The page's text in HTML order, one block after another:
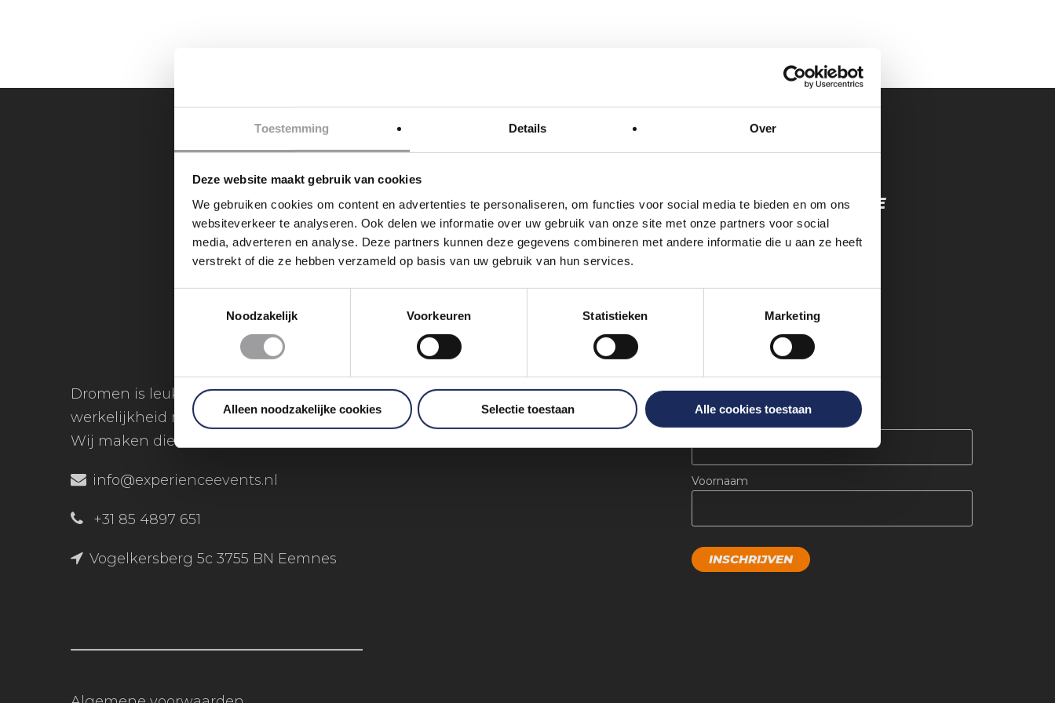
Toestemming Details Over
Deze website maakt gebruik van cookies
We gebruiken cookies om content en advertenties te personaliseren, om functies voor social media te bieden en om ons
websiteverkeer te analyseren. Ook delen we informatie over uw gebruik van onze site met onze partners voor social
media, adverteren en analyse. Deze partners kunnen deze gegevens combineren met andere informatie die u aan ze heeft
verstrekt of die ze hebben verzameld op basis van uw gebruik van hun services.
Noodzakelijk
Voorkeuren Statistieken Marketing
Alleen noodzakelijke cookies Selectie toestaan Alle cookies toestaan
PREVIOUS POST
AANTAL UUR EXPERIENCE
(SLIPCURSUS)(PROMOTIE)
AANTAL MINUTEN EXPERIENCE
(LAMBORGHINI)(PROMOTIE)
Dromen is leuk, maar dromen
werkelijkheid maken is nog veel leuker.
Wij maken die dromen bereikbaar!
info@experienceevents.nl
+31 85 4897 651
Vogelkersberg 5c 3755 BN Eemnes
BLIJF OP DE HOOGTE
Voornaam